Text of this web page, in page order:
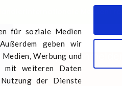
für soziale Medien
geben wir
Werbung und
mit weiteren Daten
der Dienste
unsTransport anmelden